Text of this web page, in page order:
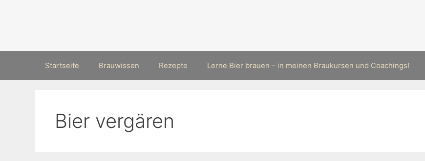
Startseite Brauwissen Rezepte Lerne Bier brauen – in meinen Braukursen und Coachings!
Bier vergären